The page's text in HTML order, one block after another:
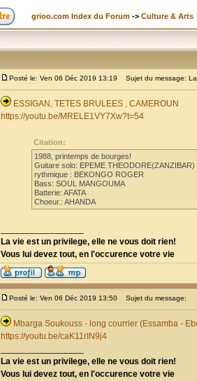
grioo.com Index du Forum -> Culture & Arts
Posté le: Ven 06 Déc 2019 13:19 Sujet du message:
ESSIGAN, TETES BRULEES , CAMEROUN
https://youtu.be/MRELE1VY7Xw?t=54
Citation:
1988, printemps de bourges!
Guitare solo: EPEME THEODORE(ZANZIBAR)
rythmique : BEKONGO ROGER
Bass: SOUL MANGOUMA
Batterie: AFATA
Choeur.: AHANDA
La vie est un privilege, elle ne vous doit rien!
Vous lui devez tout, en l'occurence votre vie
Posté le: Ven 06 Déc 2019 13:50 Sujet du message:
Mbarga Soukouss - long courrier (Essamba -
https://youtu.be/caK11rIN9j4
La vie est un privilege, elle ne vous doit rien!
Vous lui devez tout, en l'occurence votre vie